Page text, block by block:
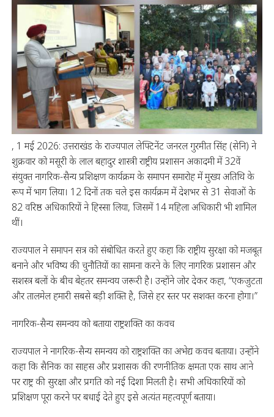
, 1 मई 2026: उत्तराखंड के राज्यपाल लेफ्टिनेंट जनरल गुरमीत सिंह (सेनि) ने
शुक्रवार को मसूरी के लाल बहादुर शास्त्री राष्ट्रीय प्रशासन अकादमी में 32वें
संयुक्त नागरिक-सैन्य प्रशिक्षण कार्यक्रम के समापन समारोह में मुख्य अतिथि के
रूप में भाग लिया। 12 दिनों तक चले इस कार्यक्रम में देशभर से 31 सेवाओं के
82 वरिष्ठ अधिकारियों ने हिस्सा लिया, जिसमें 14 महिला अधिकारी भी शामिल
थीं।
राज्यपाल ने समापन सत्र को संबोधित करते हुए कहा कि राष्ट्रीय सुरक्षा को मजबूत
बनाने और भविष्य की चुनौतियों का सामना करने के लिए नागरिक प्रशासन और
सशस्त्र बलों के बीच बेहतर समन्वय जरूरी है। उन्होंने जोर देकर कहा, “एकजुटता
और तालमेल हमारी सबसे बड़ी शक्ति है, जिसे हर स्तर पर सशक्त करना होगा।”
नागरिक-सैन्य समन्वय को बताया राष्ट्रशक्ति का कवच
राज्यपाल ने नागरिक-सैन्य समन्वय को राष्ट्रशक्ति का अभेद्य कवच बताया। उन्होंने
कहा कि सैनिक का साहस और प्रशासक की रणनीतिक क्षमता एक साथ आने
पर राष्ट्र की सुरक्षा और प्रगति को नई दिशा मिलती है। सभी अधिकारियों को
प्रशिक्षण पूरा करने पर बधाई देते हुए इसे अत्यंत महत्वपूर्ण बताया।